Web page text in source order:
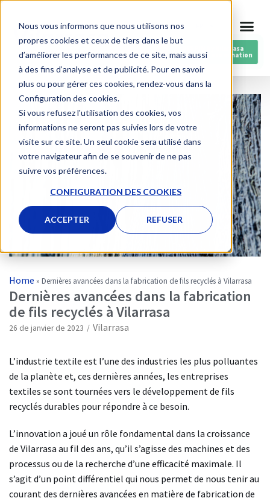
Nous vous informons que nous utilisons nos
propres cookies et ceux de tiers dans le but
d’améliorer les performances de ce site, mais aussi
à des fins d’analyse et de publicité. Pour en savoir
plus ou pour gérer ces cookies, rendez-vous dans la
Configuration des cookies.
Si vous refusez l'utilisation des cookies, vos
informations ne seront pas suivies lors de votre
visite sur ce site. Un seul cookie sera utilisé dans
votre navigateur afin de se souvenir de ne pas
suivre vos préférences.
CONFIGURATION DES COOKIES
ACCEPTER REFUSER
au
contenu
RESPIN by Vilarrasa
Fils post-consommation
Home » Dernières avancées dans la fabrication de fils recyclés à Vilarrasa
Dernières avancées dans la fabrication
de fils recyclés à Vilarrasa
26 de janvier de 2023 Vilarrasa
L’industrie textile est l’une des industries les plus polluantes
de la planète et, ces dernières années, les entreprises
textiles se sont tournées vers le développement de fils
recyclés durables pour répondre à ce besoin.
L’innovation a joué un rôle fondamental dans la croissance
de Vilarrasa au fil des ans, qu’il s’agisse des machines et des
processus ou de la recherche d’une efficacité maximale. Il
s’agit d’un point différentiel qui nous permet de nous tenir au
courant des dernières avancées en matière de fabrication de